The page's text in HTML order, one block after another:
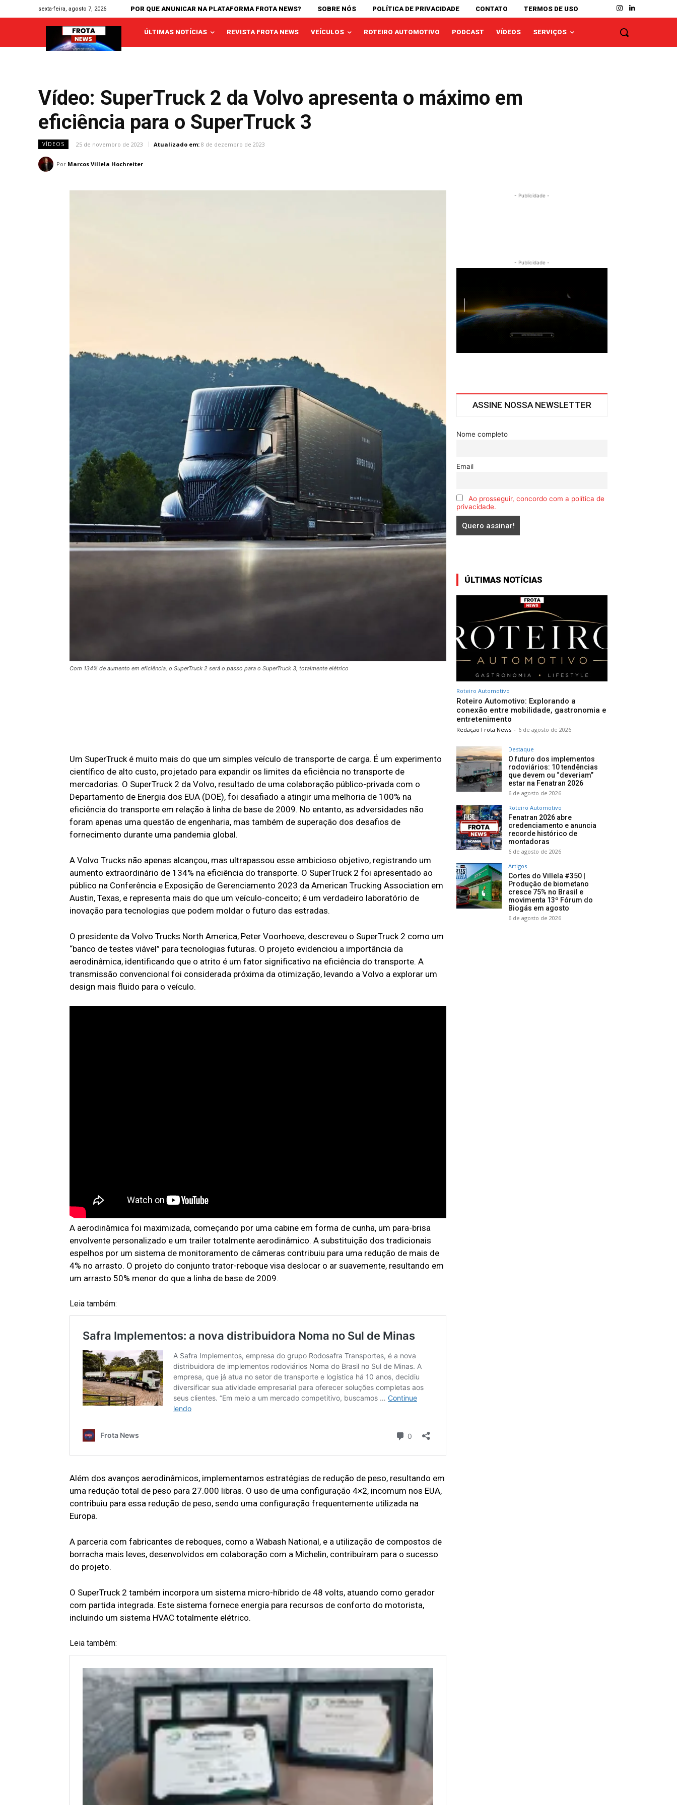
sexta-feira, agosto 7, 2026 POR QUE ANUNICAR NA PLATAFORMA FROTA NEWS? SOBRE NÓS POLÍTICA DE PRIVACIDADE CONTATO TERMOS DE USO
ÚLTIMAS NOTÍCIAS REVISTA FROTA NEWS VEÍCULOS ROTEIRO AUTOMOTIVO PODCAST VÍDEOS SERVIÇOS
Vídeo: SuperTruck 2 da Volvo apresenta o máximo em
eficiência para o SuperTruck 3
VÍDEOS 25 de novembro de 2023 Atualizado em: 8 de dezembro de 2023
Por Marcos Villela Hochreiter
Com 134% de aumento em eficiência, o SuperTruck 2 será o passo para o SuperTruck 3, totalmente elétrico
Um SuperTruck é muito mais do que um simples veículo de transporte de carga. É um experimento
científico de alto custo, projetado para expandir os limites da eficiência no transporte de
mercadorias. O SuperTruck 2 da Volvo, resultado de uma colaboração público-privada com o
Departamento de Energia dos EUA (DOE), foi desafiado a atingir uma melhoria de 100% na
eficiência do transporte em relação à linha de base de 2009. No entanto, as adversidades não
foram apenas uma questão de engenharia, mas também de superação dos desafios de
fornecimento durante uma pandemia global.
A Volvo Trucks não apenas alcançou, mas ultrapassou esse ambicioso objetivo, registrando um
aumento extraordinário de 134% na eficiência do transporte. O SuperTruck 2 foi apresentado ao
público na Conferência e Exposição de Gerenciamento 2023 da American Trucking Association em
Austin, Texas, e representa mais do que um veículo-conceito; é um verdadeiro laboratório de
inovação para tecnologias que podem moldar o futuro das estradas.
O presidente da Volvo Trucks North America, Peter Voorhoeve, descreveu o SuperTruck 2 como um
“banco de testes viável” para tecnologias futuras. O projeto evidenciou a importância da
aerodinâmica, identificando que o atrito é um fator significativo na eficiência do transporte. A
transmissão convencional foi considerada próxima da otimização, levando a Volvo a explorar um
design mais fluido para o veículo.
A aerodinâmica foi maximizada, começando por uma cabine em forma de cunha, um para-brisa
envolvente personalizado e um trailer totalmente aerodinâmico. A substituição dos tradicionais
espelhos por um sistema de monitoramento de câmeras contribuiu para uma redução de mais de
4% no arrasto. O projeto do conjunto trator-reboque visa deslocar o ar suavemente, resultando em
um arrasto 50% menor do que a linha de base de 2009.
Leia também:
Além dos avanços aerodinâmicos, implementamos estratégias de redução de peso, resultando em
uma redução total de peso para 27.000 libras. O uso de uma configuração 4×2, incomum nos EUA,
contribuiu para essa redução de peso, sendo uma configuração frequentemente utilizada na
Europa.
A parceria com fabricantes de reboques, como a Wabash National, e a utilização de compostos de
borracha mais leves, desenvolvidos em colaboração com a Michelin, contribuíram para o sucesso
do projeto.
O SuperTruck 2 também incorpora um sistema micro-híbrido de 48 volts, atuando como gerador
com partida integrada. Este sistema fornece energia para recursos de conforto do motorista,
incluindo um sistema HVAC totalmente elétrico.
Leia também:
- Publicidade -
- Publicidade -
ASSINE NOSSA NEWSLETTER
Nome completo
Email
Ao prosseguir, concordo com a política de
privacidade.
ÚLTIMAS NOTÍCIAS
Roteiro Automotivo
Roteiro Automotivo: Explorando a
conexão entre mobilidade, gastronomia e
entretenimento
Redação Frota News - 6 de agosto de 2026
Destaque
O futuro dos implementos
rodoviários: 10 tendências
que devem ou “deveriam”
estar na Fenatran 2026
6 de agosto de 2026
Roteiro Automotivo
Fenatran 2026 abre
credenciamento e anuncia
recorde histórico de
montadoras
6 de agosto de 2026
Artigos
Cortes do Villela #350 |
Produção de biometano
cresce 75% no Brasil e
movimenta 13º Fórum do
Biogás em agosto
6 de agosto de 2026